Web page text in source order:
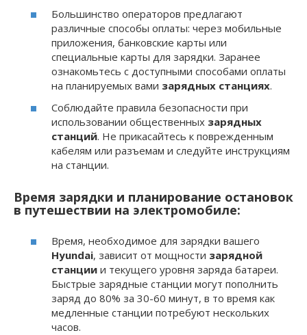
Большинство операторов предлагают
различные способы оплаты: через мобильные
приложения, банковские карты или
специальные карты для зарядки. Заранее
ознакомьтесь с доступными способами оплаты
на планируемых вами зарядных станциях.
Соблюдайте правила безопасности при
использовании общественных зарядных
станций. Не прикасайтесь к поврежденным
кабелям или разъемам и следуйте инструкциям
на станции.
Время зарядки и планирование остановок
в путешествии на электромобиле:
Время, необходимое для зарядки вашего
Hyundai, зависит от мощности зарядной
станции и текущего уровня заряда батареи.
Быстрые зарядные станции могут пополнить
заряд до 80% за 30-60 минут, в то время как
медленные станции потребуют нескольких
часов.